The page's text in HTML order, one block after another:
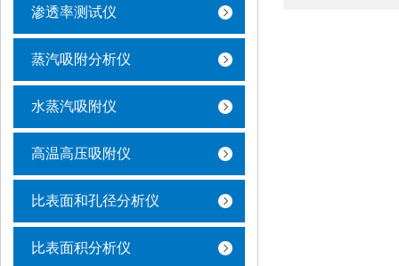
渗透率测试仪
蒸汽吸附分析仪
水蒸汽吸附仪
高温高压吸附仪
比表面和孔径分析仪
比表面积分析仪